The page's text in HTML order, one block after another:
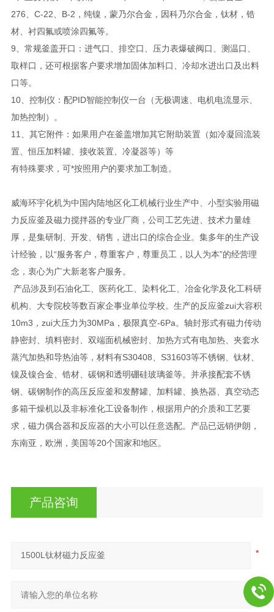
276、C-22、B-2，纯镍，蒙乃尔合金，因科乃尔合金，钛材，锆
材、衬四氟或喷涂四氟等。
9、常规釜盖开口：进气口、排空口、压力表爆破阀口、测温口、
取样口，还可根据客户要求增加固体加料口、冷却水进出口及出料
口等。
10、控制仪：配PID智能控制仪一台（无极调速、电机电流显示、
加热控制）。
11、其它附件：如果用户在釜盖增加其它附助装置（如冷凝回流装
置、恒压加料罐、接收装置、冷凝器等）等
有特殊要求，可*按照用户的要求加工制造。
威海环宇化机为中国内陆地区化工机械行业生产中、小型实验用磁
力反应釜及磁力搅拌器的专业厂商，公司工艺先进、技术力量雄
厚，是集研制、开发、销售，进出口的综合企业。集多年的生产设
计经验，以“服务客户，尊重客户，尊重员工，以人为本”的经营理
念，衷心为广大新老客户服务。
产品涉及到石油化工、医药化工、染料化工、冶金化学及化工科研
机构、大专院校等数百家企事业单位学校。生产的反应釜zui大容积
10m3，zui大压力为30MPa，极限真空-6Pa。轴封形式有磁力传动
静密封、填料密封、双端面机械密封、加热方式有电加热、夹套水
蒸汽加热和导热油等，材料有S30408、S31603等不锈钢、钛材、
镍及镍合金、锆材、碳钢和透明硼硅玻璃釜等。并承接配套不锈
钢、碳钢制作的高压反应釜和发酵罐、加料罐、换热器、真空动态
多箱干燥机以及非标准化工设备制作，根据用户的介质和工艺要
求，磁力偶合器和反应器的大小可以任意选配。产品已远销伊朗，
东南亚，欧洲，美国等20个国家和地区。
产品咨询